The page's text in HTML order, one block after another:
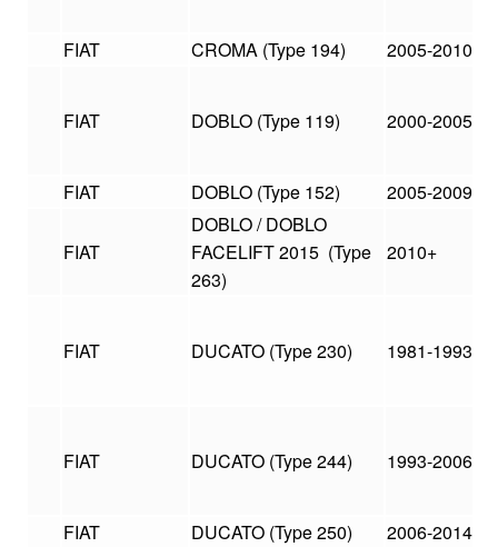
FIAT CROMA (Type 194) 2005-2010
FIAT DOBLO (Type 119) 2000-2005
FIAT DOBLO (Type 152) 2005-2009
FIAT
DOBLO / DOBLO
FACELIFT 2015 (Type
263)
2010+
FIAT DUCATO (Type 230) 1981-1993
FIAT DUCATO (Type 244) 1993-2006
FIAT DUCATO (Type 250) 2006-2014